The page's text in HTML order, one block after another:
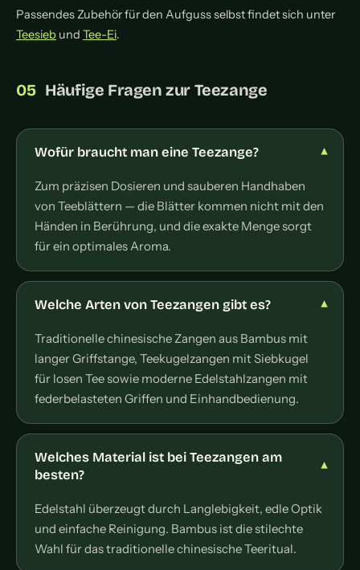
Passendes Zubehör für den Aufguss selbst findet sich unter
Teesieb und Tee-Ei.
Häufige Fragen zur Teezange
Wofür braucht man eine Teezange?
Zum präzisen Dosieren und sauberen Handhaben
von Teeblättern — die Blätter kommen nicht mit den
Händen in Berührung, und die exakte Menge sorgt
für ein optimales Aroma.
Welche Arten von Teezangen gibt es?
Traditionelle chinesische Zangen aus Bambus mit
langer Griffstange, Teekugelzangen mit Siebkugel
für losen Tee sowie moderne Edelstahlzangen mit
federbelasteten Griffen und Einhandbedienung.
Welches Material ist bei Teezangen am
besten?
Edelstahl überzeugt durch Langlebigkeit, edle Optik
und einfache Reinigung. Bambus ist die stilechte
Wahl für das traditionelle chinesische Teeritual.